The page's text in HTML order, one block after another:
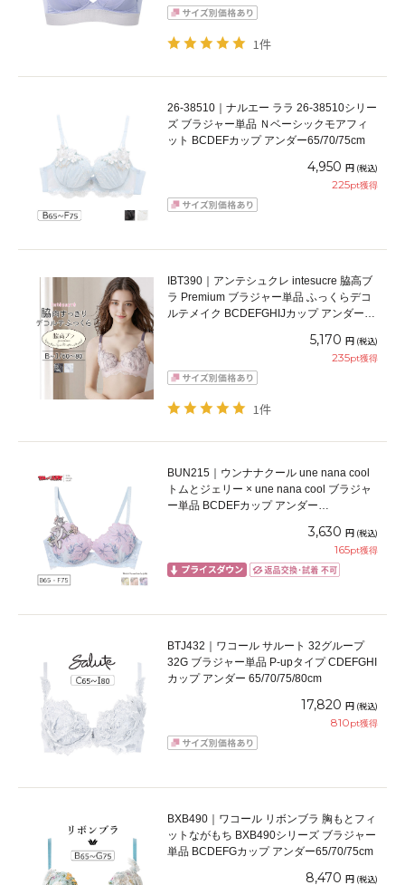
1件
26-38510｜ナルエー ララ 26-38510シリー
ズ ブラジャー単品 Ｎベーシックモアフィ
ット BCDEFカップ アンダー65/70/75cm
4,950 円 (税込)
225pt獲得
IBT390｜アンテシュクレ intesucre 脇高ブ
ラ Premium ブラジャー単品 ふっくらデコ
ルテメイク BCDEFGHIJカップ アンダー
5,170 円 (税込)
235pt獲得
1件
BUN215｜ウンナナクール une nana cool
トムとジェリー × une nana cool ブラジャ
ー単品 BCDEFカップ アンダー
3,630 円 (税込)
165pt獲得
BTJ432｜ワコール サルート 32グループ
32G ブラジャー単品 P-upタイプ CDEFGHI
カップ アンダー 65/70/75/80cm
17,820 円 (税込)
810pt獲得
BXB490｜ワコール リボンブラ 胸もとフィ
ットながもち BXB490シリーズ ブラジャー
単品 BCDEFGカップ アンダー65/70/75cm
8,470 円 (税込)